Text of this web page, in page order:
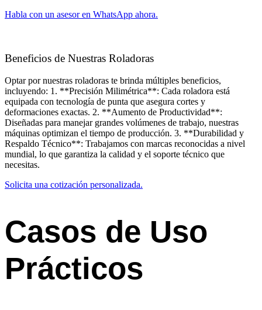
Habla con un asesor en WhatsApp ahora.
Beneficios de Nuestras Roladoras
Optar por nuestras roladoras te brinda múltiples beneficios,
incluyendo: 1. **Precisión Milimétrica**: Cada roladora está
equipada con tecnología de punta que asegura cortes y
deformaciones exactas. 2. **Aumento de Productividad**:
Diseñadas para manejar grandes volúmenes de trabajo, nuestras
máquinas optimizan el tiempo de producción. 3. **Durabilidad y
Respaldo Técnico**: Trabajamos con marcas reconocidas a nivel
mundial, lo que garantiza la calidad y el soporte técnico que
necesitas.
Solicita una cotización personalizada.
Casos de Uso
Prácticos